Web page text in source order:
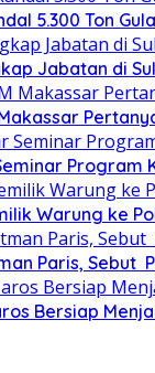
5.300 Ton
Jabatan di
Warung ke
Paris,
Bersiap